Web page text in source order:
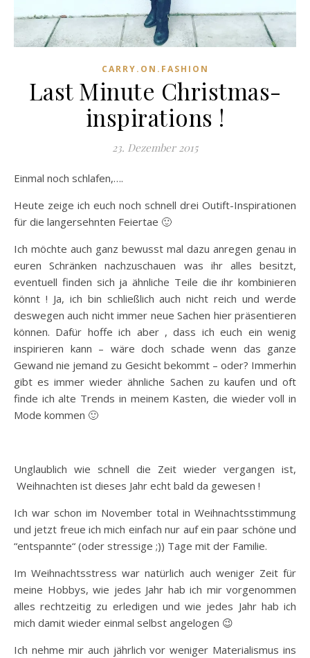
CARRY.ON.FASHION
Last Minute Christmas-
inspirations !
23. Dezember 2015
Einmal noch schlafen,….
Heute zeige ich euch noch schnell drei Outift-Inspirationen
für die langersehnten Feiertae 🙂
Ich möchte auch ganz bewusst mal dazu anregen genau in
euren Schränken nachzuschauen was ihr alles besitzt,
eventuell finden sich ja ähnliche Teile die ihr kombinieren
könnt ! Ja, ich bin schließlich auch nicht reich und werde
deswegen auch nicht immer neue Sachen hier präsentieren
können. Dafür hoffe ich aber , dass ich euch ein wenig
inspirieren kann – wäre doch schade wenn das ganze
Gewand nie jemand zu Gesicht bekommt – oder? Immerhin
gibt es immer wieder ähnliche Sachen zu kaufen und oft
finde ich alte Trends in meinem Kasten, die wieder voll in
Mode kommen 🙂
Unglaublich wie schnell die Zeit wieder vergangen ist,
Weihnachten ist dieses Jahr echt bald da gewesen !
Ich war schon im November total in Weihnachtsstimmung
und jetzt freue ich mich einfach nur auf ein paar schöne und
“entspannte“ (oder stressige ;)) Tage mit der Familie.
Im Weihnachtsstress war natürlich auch weniger Zeit für
meine Hobbys, wie jedes Jahr hab ich mir vorgenommen
alles rechtzeitig zu erledigen und wie jedes Jahr hab ich
mich damit wieder einmal selbst angelogen 😉
Ich nehme mir auch jährlich vor weniger Materialismus ins